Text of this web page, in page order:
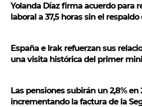
Yolanda Díaz firma acuerdo para
laboral a 37,5 horas sin el
España e Irak refuerzan sus
una visita histórica del primer
Las pensiones subirán un 2,8% en
incrementando la factura de la